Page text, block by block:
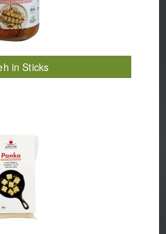
Ingwer-Tofu
Rettich-Apfel-
Salat mit karamellisierten
in Sticks